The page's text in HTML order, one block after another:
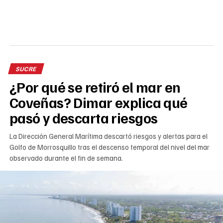
SUCRE
¿Por qué se retiró el mar en
Coveñas? Dimar explica qué
pasó y descarta riesgos
La Dirección General Marítima descartó riesgos y alertas para el
Golfo de Morrosquillo tras el descenso temporal del nivel del mar
observado durante el fin de semana.